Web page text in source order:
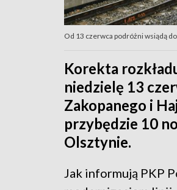
Od 13 czerwca podróżni wsiądą
Korekta
niedzielę 13
Zakopanego i
przybędzie 10
Olsztynie.
Jak informują PKP